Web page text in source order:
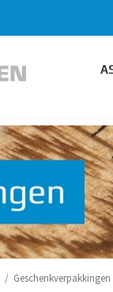
/ Geschenkverpakkingen